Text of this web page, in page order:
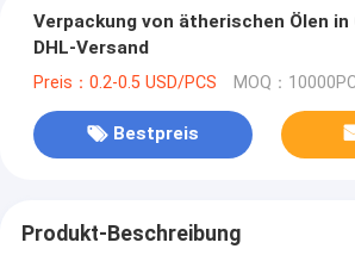
Verpackung von ätherischen Ölen
DHL-Versand
Preis：0.2-0.5 USD/PCS MOQ：
Bestpreis
Produkt-Beschreibung